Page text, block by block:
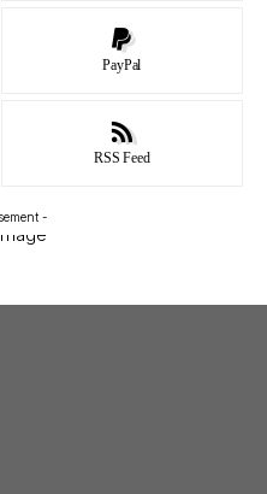
PayPal
RSS Feed
-